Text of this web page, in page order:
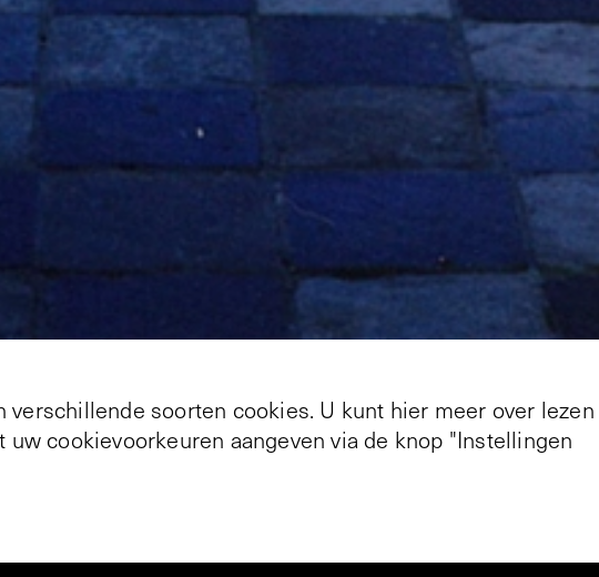
verschillende soorten cookies. U kunt hier meer over lezen
uw cookievoorkeuren aangeven via de knop "Instellingen
fenomenen, paranormale gebeurtenissen en de soms